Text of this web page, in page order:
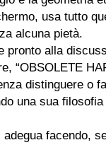
usa tutto
alcuna pietà.
pronto alla
“OBSOLETE
distinguere o
una sua
facendo,